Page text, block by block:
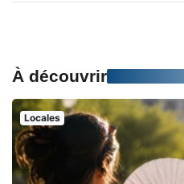
À découvrir
Locales